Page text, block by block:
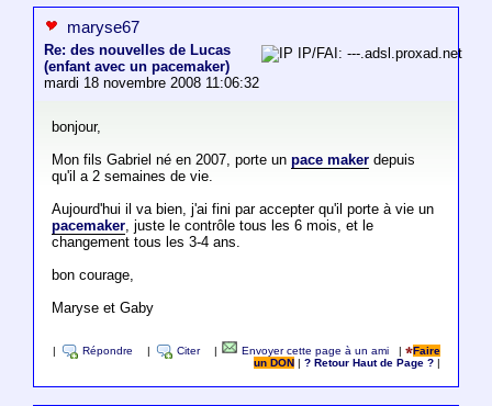
maryse67
Re: des nouvelles de Lucas
(enfant avec un pacemaker)
mardi 18 novembre 2008 11:06:32
IP/FAI: ---.adsl.proxad.net
bonjour,
Mon fils Gabriel né en 2007, porte un pace makerdepuis
qu'il a 2 semaines de vie.
Aujourd'hui il va bien, j'ai fini par accepter qu'il porte à vie un
pacemaker, juste le contrôle tous les 6 mois, et le
changement tous les 3-4 ans.
bon courage,
Maryse et Gaby
Répondre Citer Envoyer cette page à un ami |
Faire
un DON
|? Retour Haut de Page ?